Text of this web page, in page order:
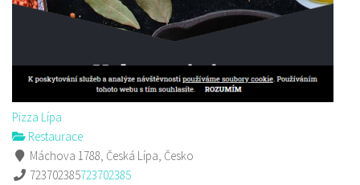
Pizza Lípa
Restaurace
Máchova 1788, Česká Lípa, Česko
723702385723702385